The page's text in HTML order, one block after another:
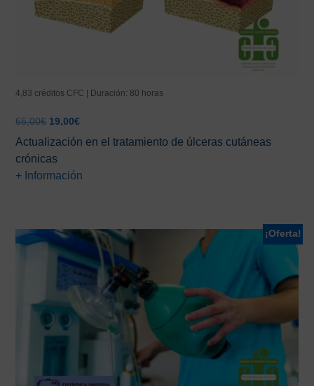
4,83 créditos CFC | Duración: 80 horas
65,00€ El
precio
original
era:
65,00€.
19,00€El
actual
19,00€.
Actualización en el tratamiento de úlceras cutáneas
crónicas
+ Información
¡Oferta!